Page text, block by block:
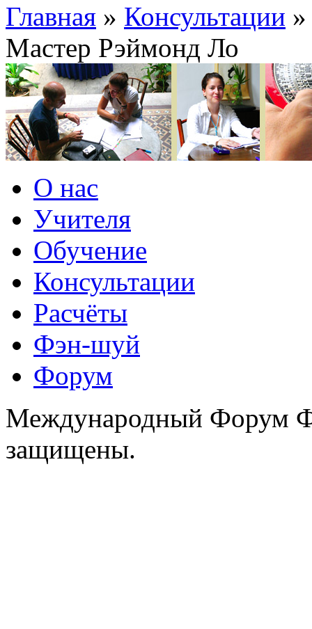
Главная » Консультации
Мастер Рэймонд Ло
О нас
Учителя
Обучение
Консультации
Расчёты
Фэн-шуй
Форум
Международный Форум
защищены.